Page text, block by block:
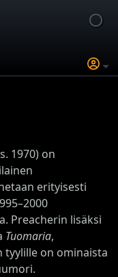
1970) on
erityisesti
Preacherin lisäksi
Tuomaria,
tyylille on ominaista